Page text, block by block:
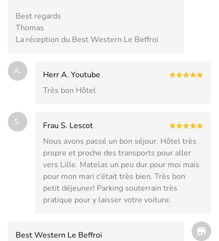
Best regards
Thomas
La réception du Best Western Le Beffroi
A.
Herr A. Youtube
Très bon Hôtel
S.
Frau S. Lescot
Nous avons passé un bon séjour. Hôtel très
propre et proche des transports pour aller
vers Lille. Matelas un peu dur pour moi mais
pour mon mari c’était très bien. Très bon
petit déjeuner! Parking souterrain très
pratique pour y laisser votre voiture.
Best Western Le Beffroi